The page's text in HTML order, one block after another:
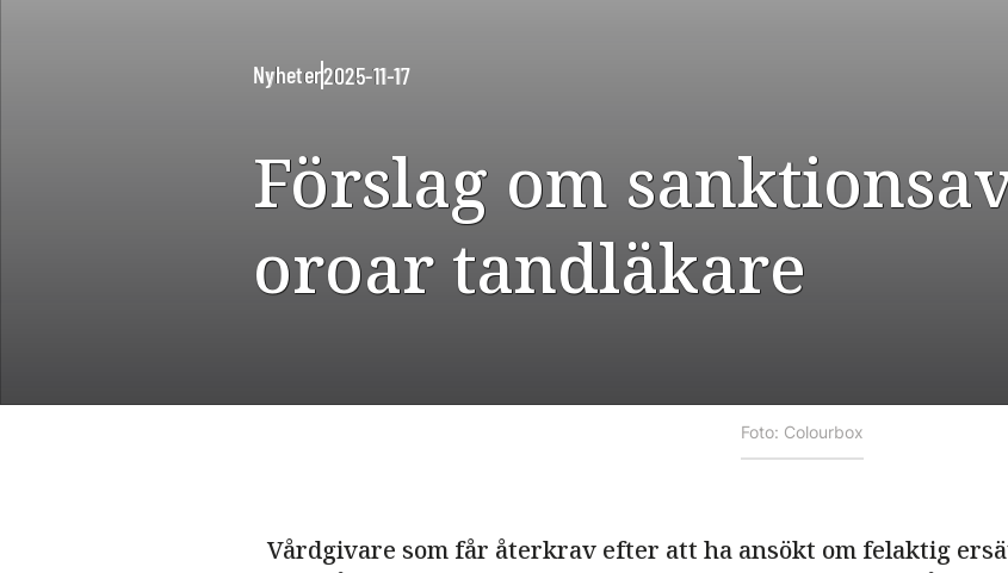
Nyheter2025-11-17
Förslag om
oroar tandläkare
Foto: Colourbox
Vårdgivare som får återkrav efter att ha ansökt om felaktig